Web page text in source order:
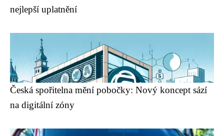
nejlepší uplatnění
Česká spořitelna mění pobočky: Nový koncept sází
na digitální zóny